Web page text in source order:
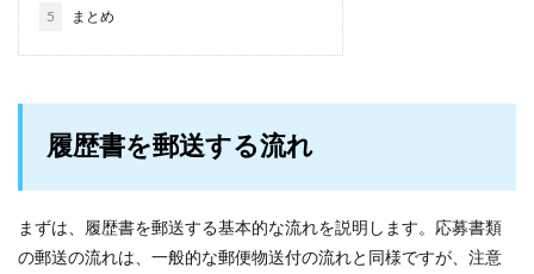
5 まとめ
履歴書を郵送する流れ
まずは、履歴書を郵送する基本的な流れを説明します。応募書類
の郵送の流れは、一般的な郵便物送付の流れと同様ですが、注意